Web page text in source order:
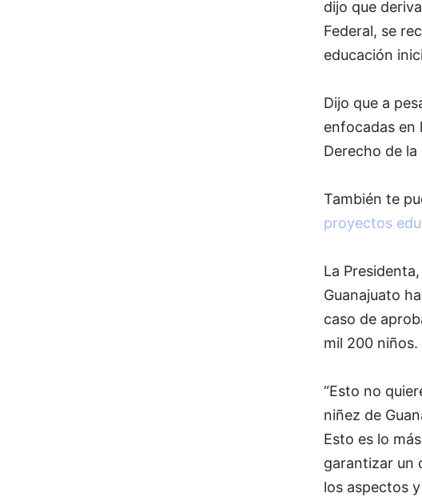
dijo que
Federal, se
educación
Dijo que a
enfocadas en
Derecho de
También te
proyectos
La
Guanajuato
caso de
mil 200 niños.
“Esto no
niñez de
Esto es lo
garantizar un
los aspectos